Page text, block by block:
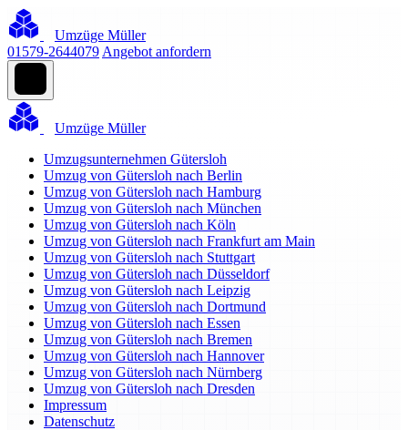
Umzüge Müller
01579-2644079 Angebot anfordern
Umzüge Müller
Umzugsunternehmen Gütersloh
Umzug von Gütersloh nach Berlin
Umzug von Gütersloh nach Hamburg
Umzug von Gütersloh nach München
Umzug von Gütersloh nach Köln
Umzug von Gütersloh nach Frankfurt am Main
Umzug von Gütersloh nach Stuttgart
Umzug von Gütersloh nach Düsseldorf
Umzug von Gütersloh nach Leipzig
Umzug von Gütersloh nach Dortmund
Umzug von Gütersloh nach Essen
Umzug von Gütersloh nach Bremen
Umzug von Gütersloh nach Hannover
Umzug von Gütersloh nach Nürnberg
Umzug von Gütersloh nach Dresden
Impressum
Datenschutz